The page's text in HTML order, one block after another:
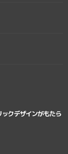
クデザインがもたら